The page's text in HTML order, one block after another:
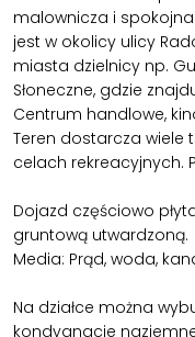
malownicza i spokojna
jest w okolicy ulicy
miasta dzielnicy np.
Słoneczne, gdzie
Centrum handlowe,
Teren dostarcza wiele
celach rekreacyjnych.
Dojazd częściowo
gruntową utwardzoną.
Media: Prąd, woda,
Na działce można
kondygnacje